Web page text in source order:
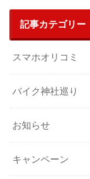
記事カテゴリー
スマホオリコミ
バイク神社巡り
お知らせ
キャンペーン